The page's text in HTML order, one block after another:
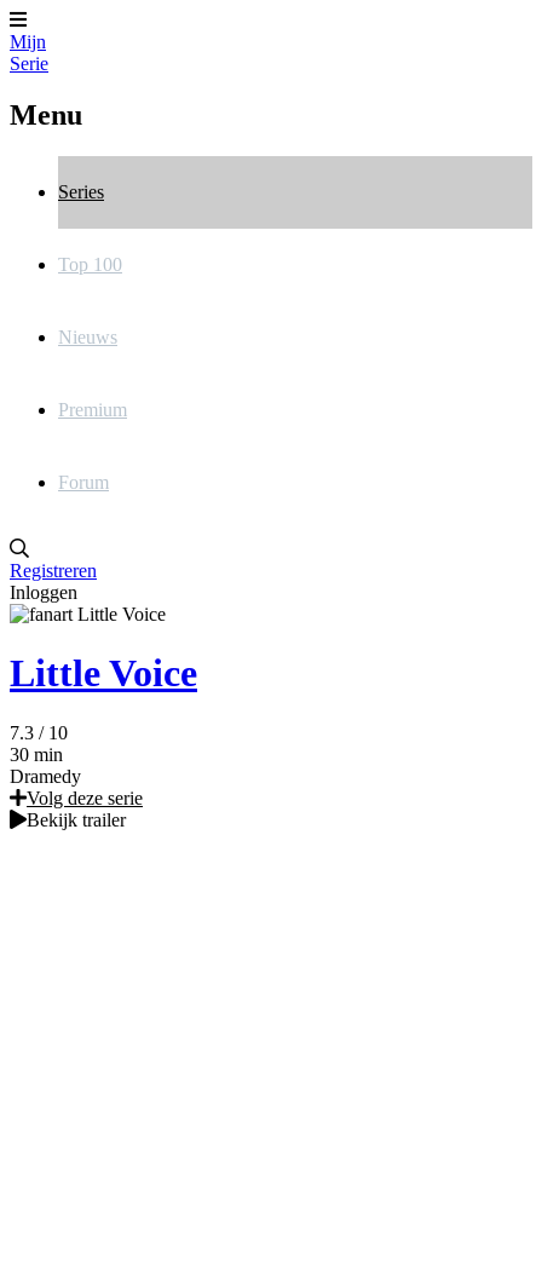
Mijn
Serie
Menu
Series
Top 100
Nieuws
Premium
Forum
Registreren
Inloggen
Little Voice
7.3 / 10
30 min
Dramedy
Volg deze serie
Bekijk trailer